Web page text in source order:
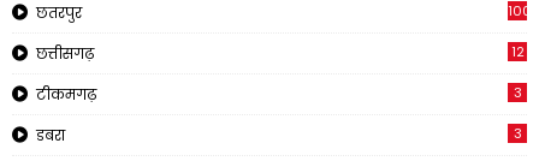
छतरपुर 1001
छत्तीसगढ़ 12
टीकमगढ़ 3
डबरा 3